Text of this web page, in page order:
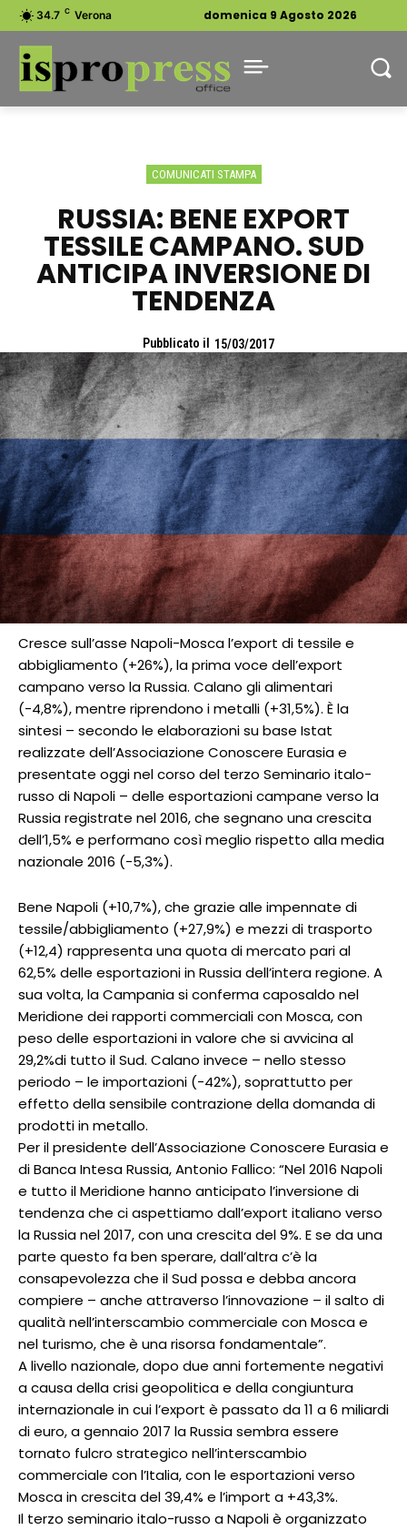
34.7 C Verona domenica 9 Agosto 2026
COMUNICATI STAMPA
RUSSIA: BENE EXPORT
TESSILE CAMPANO. SUD
ANTICIPA INVERSIONE DI
TENDENZA
Pubblicato il 15/03/2017
Cresce sull’asse Napoli-Mosca l’export di tessile e
abbigliamento (+26%), la prima voce dell’export
campano verso la Russia. Calano gli alimentari
(-4,8%), mentre riprendono i metalli (+31,5%). È la
sintesi – secondo le elaborazioni su base Istat
realizzate dell’Associazione Conoscere Eurasia e
presentate oggi nel corso del terzo Seminario italo-
russo di Napoli – delle esportazioni campane verso la
Russia registrate nel 2016, che segnano una crescita
dell’1,5% e performano così meglio rispetto alla media
nazionale 2016 (-5,3%).
Bene Napoli (+10,7%), che grazie alle impennate di
tessile/abbigliamento (+27,9%) e mezzi di trasporto
(+12,4) rappresenta una quota di mercato pari al
62,5% delle esportazioni in Russia dell’intera regione. A
sua volta, la Campania si conferma caposaldo nel
Meridione dei rapporti commerciali con Mosca, con
peso delle esportazioni in valore che si avvicina al
29,2%di tutto il Sud. Calano invece – nello stesso
periodo – le importazioni (-42%), soprattutto per
effetto della sensibile contrazione della domanda di
prodotti in metallo.
Per il presidente dell’Associazione Conoscere Eurasia e
di Banca Intesa Russia, Antonio Fallico: “Nel 2016 Napoli
e tutto il Meridione hanno anticipato l’inversione di
tendenza che ci aspettiamo dall’export italiano verso
la Russia nel 2017, con una crescita del 9%. E se da una
parte questo fa ben sperare, dall’altra c’è la
consapevolezza che il Sud possa e debba ancora
compiere – anche attraverso l’innovazione – il salto di
qualità nell’interscambio commerciale con Mosca e
nel turismo, che è una risorsa fondamentale”.
A livello nazionale, dopo due anni fortemente negativi
a causa della crisi geopolitica e della congiuntura
internazionale in cui l’export è passato da 11 a 6 miliardi
di euro, a gennaio 2017 la Russia sembra essere
tornato fulcro strategico nell’interscambio
commerciale con l’Italia, con le esportazioni verso
Mosca in crescita del 39,4% e l’import a +43,3%.
Il terzo seminario italo-russo a Napoli è organizzato